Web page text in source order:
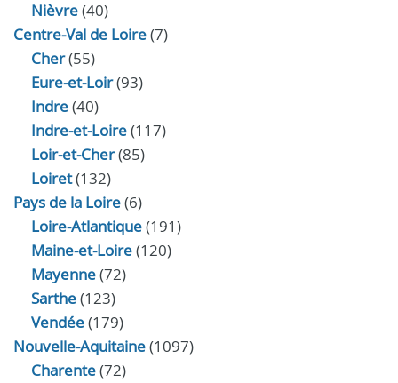
Nièvre(40)
Centre-Val de Loire(7)
Cher(55)
Eure‑et‑Loir(93)
Indre(40)
Indre‑et‑Loire(117)
Loir‑et‑Cher(85)
Loiret(132)
Pays de la Loire(6)
Loire-Atlantique(191)
Maine-et-Loire(120)
Mayenne(72)
Sarthe(123)
Vendée(179)
Nouvelle-Aquitaine(1097)
Charente(72)